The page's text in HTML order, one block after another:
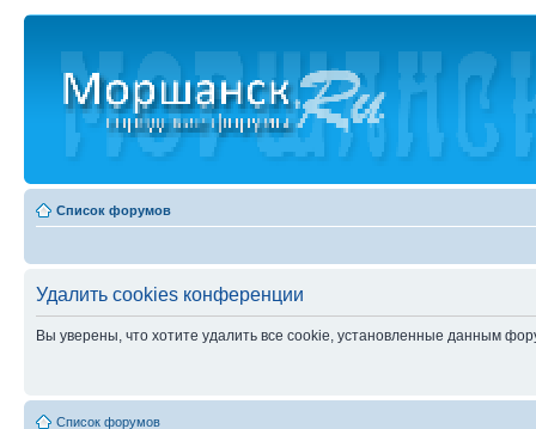
Список форумов
Удалить cookies конференции
Вы уверены, что хотите удалить все cookie, установленные данным
Список форумов